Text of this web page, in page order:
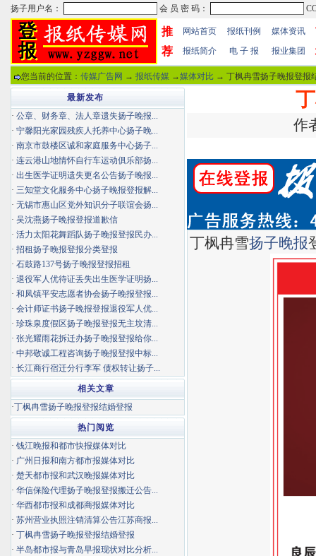
推
荐
网站首页 报纸刊例 媒体资讯
报纸简介 电 子 报 报业集团
您当前的位置： 传媒广告网 → 报纸传媒 →媒体对比 → 丁枫冉雪扬子晚报登报
作
丁枫冉雪扬子晚报
最新发布
· 公章、财务章、法人章遗失扬子晚报...
· 宁馨阳光家园残疾人托养中心扬子晚...
· 南京市鼓楼区诚和家庭服务中心扬子...
· 连云港山地情怀自行车运动俱乐部扬...
· 出生医学证明遗失更名公告扬子晚报...
· 三知堂文化服务中心扬子晚报登报解...
· 无锡市惠山区党外知识分子联谊会扬...
· 吴沈燕扬子晚报登报道歉信
· 活力太阳花舞蹈队扬子晚报登报民办...
· 招租扬子晚报登报分类登报
· 石鼓路137号扬子晚报登报招租
· 退役军人优待证丢失出生医学证明扬...
· 和凤镇平安志愿者协会扬子晚报登报...
· 会计师证书扬子晚报登报退役军人优...
· 珍珠泉度假区扬子晚报登报无主坟清...
· 张光耀雨花拆迁办扬子晚报登报给你...
· 中邦敬诚工程咨询扬子晚报登报中标...
· 长江商行宿迁分行李军 债权转让扬子...
相关文章
·丁枫冉雪扬子晚报登报结婚登报
热门阅览
· 钱江晚报和都市快报媒体对比
· 广州日报和南方都市报媒体对比
· 楚天都市报和武汉晚报媒体对比
· 华信保险代理扬子晚报登报搬迁公告...
· 华西都市报和成都商报媒体对比
· 苏州营业执照注销清算公告江苏商报...
· 丁枫冉雪扬子晚报登报结婚登报
· 半岛都市报与青岛早报现状对比分析...